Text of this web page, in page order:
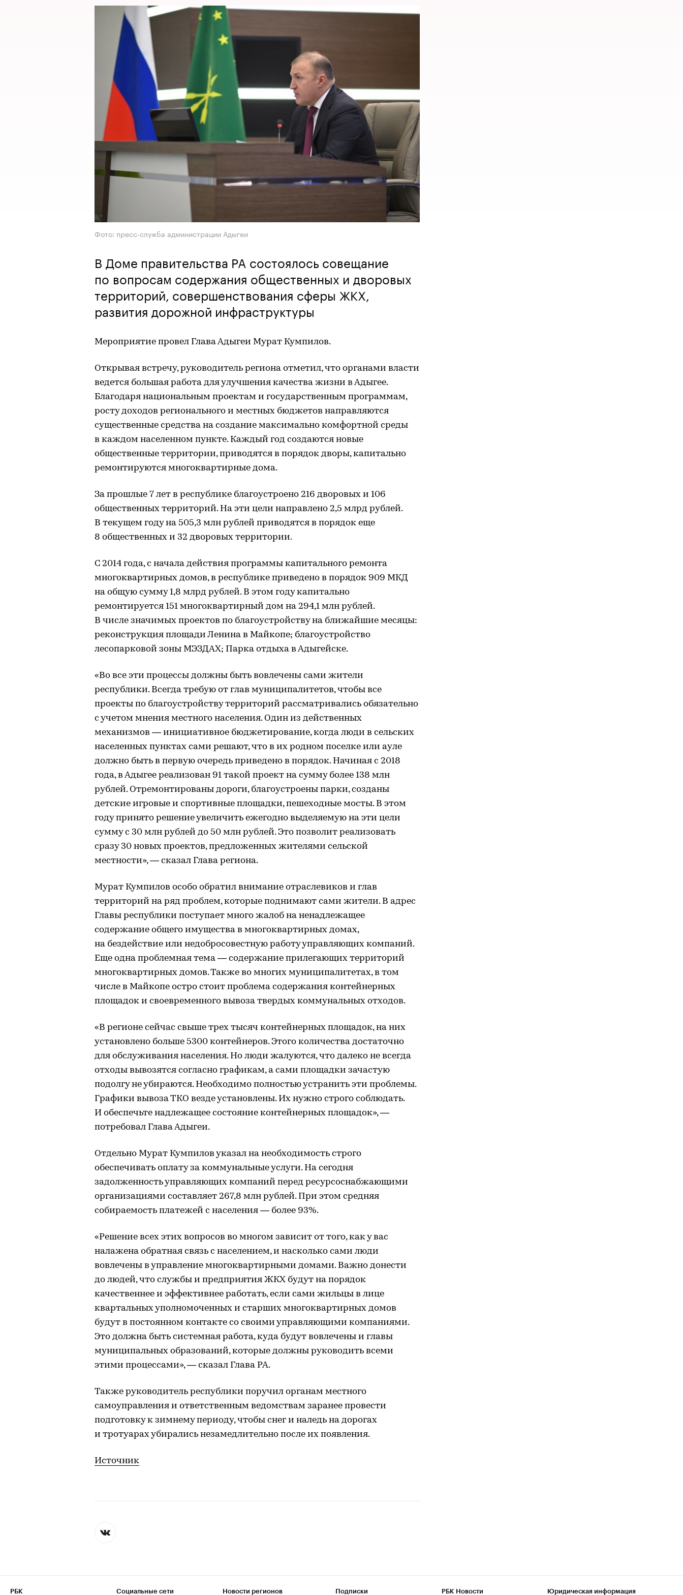
Фото: пресс-служба администрации Адыгеи
В Доме правительства РА состоялось совещание
по вопросам содержания общественных и дворовых
территорий, совершенствования сферы ЖКХ,
развития дорожной инфраструктуры
Мероприятие провел Глава Адыгеи Мурат Кумпилов.
Открывая встречу, руководитель региона отметил, что органами власти
ведется большая работа для улучшения качества жизни в Адыгее.
Благодаря национальным проектам и государственным программам,
росту доходов регионального и местных бюджетов направляются
существенные средства на создание максимально комфортной среды
в каждом населенном пункте. Каждый год создаются новые
общественные территории, приводятся в порядок дворы, капитально
ремонтируются многоквартирные дома.
За прошлые 7 лет в республике благоустроено 216 дворовых и 106
общественных территорий. На эти цели направлено 2,5 млрд рублей.
В текущем году на 505,3 млн рублей приводятся в порядок еще
8 общественных и 32 дворовых территории.
С 2014 года, с начала действия программы капитального ремонта
многоквартирных домов, в республике приведено в порядок 909 МКД
на общую сумму 1,8 млрд рублей. В этом году капитально
ремонтируется 151 многоквартирный дом на 294,1 млн рублей.
В числе значимых проектов по благоустройству на ближайшие месяцы:
реконструкция площади Ленина в Майкопе; благоустройство
лесопарковой зоны МЭЗДАХ; Парка отдыха в Адыгейске.
«Во все эти процессы должны быть вовлечены сами жители
республики. Всегда требую от глав муниципалитетов, чтобы все
проекты по благоустройству территорий рассматривались обязательно
с учетом мнения местного населения. Один из действенных
механизмов — инициативное бюджетирование, когда люди в сельских
населенных пунктах сами решают, что в их родном поселке или ауле
должно быть в первую очередь приведено в порядок. Начиная с 2018
года, в Адыгее реализован 91 такой проект на сумму более 138 млн
рублей. Отремонтированы дороги, благоустроены парки, созданы
детские игровые и спортивные площадки, пешеходные мосты. В этом
году принято решение увеличить ежегодно выделяемую на эти цели
сумму с 30 млн рублей до 50 млн рублей. Это позволит реализовать
сразу 30 новых проектов, предложенных жителями сельской
местности», — сказал Глава региона.
Мурат Кумпилов особо обратил внимание отраслевиков и глав
территорий на ряд проблем, которые поднимают сами жители. В адрес
Главы республики поступает много жалоб на ненадлежащее
содержание общего имущества в многоквартирных домах,
на бездействие или недобросовестную работу управляющих компаний.
Еще одна проблемная тема — содержание прилегающих территорий
многоквартирных домов. Также во многих муниципалитетах, в том
числе в Майкопе остро стоит проблема содержания контейнерных
площадок и своевременного вывоза твердых коммунальных отходов.
«В регионе сейчас свыше трех тысяч контейнерных площадок, на них
установлено больше 5300 контейнеров. Этого количества достаточно
для обслуживания населения. Но люди жалуются, что далеко не всегда
отходы вывозятся согласно графикам, а сами площадки зачастую
подолгу не убираются. Необходимо полностью устранить эти проблемы.
Графики вывоза ТКО везде установлены. Их нужно строго соблюдать.
И обеспечьте надлежащее состояние контейнерных площадок», —
потребовал Глава Адыгеи.
Отдельно Мурат Кумпилов указал на необходимость строго
обеспечивать оплату за коммунальные услуги. На сегодня
задолженность управляющих компаний перед ресурсоснабжающими
организациями составляет 267,8 млн рублей. При этом средняя
собираемость платежей с населения — более 93%.
«Решение всех этих вопросов во многом зависит от того, как у вас
налажена обратная связь с населением, и насколько сами люди
вовлечены в управление многоквартирными домами. Важно донести
до людей, что службы и предприятия ЖКХ будут на порядок
качественнее и эффективнее работать, если сами жильцы в лице
квартальных уполномоченных и старших многоквартирных домов
будут в постоянном контакте со своими управляющими компаниями.
Это должна быть системная работа, куда будут вовлечены и главы
муниципальных образований, которые должны руководить всеми
этими процессами», — сказал Глава РА.
Также руководитель республики поручил органам местного
самоуправления и ответственным ведомствам заранее провести
подготовку к зимнему периоду, чтобы снег и наледь на дорогах
и тротуарах убирались незамедлительно после их появления.
Источник
РБК Социальные сети Новости регионов Подписки РБК Новости Юридическая информация